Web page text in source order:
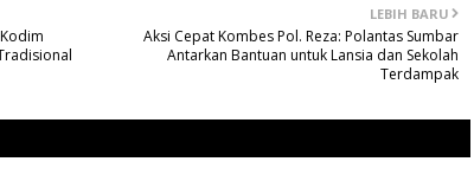
LEBIH BARU
Aksi Cepat Kombes Pol. Reza: Polantas Sumbar
Antarkan Bantuan untuk Lansia dan Sekolah
Terdampak